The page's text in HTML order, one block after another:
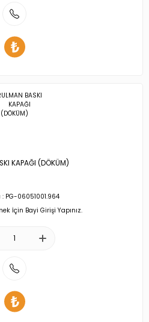
KAPAĞI (DÖKÜM)
: PG-06051001.964
İçin Bayi Girişi Yapınız.